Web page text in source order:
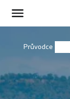
Průvodce